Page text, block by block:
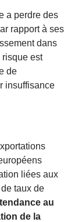
a perdre des
rapport à ses
dans
risque est
de
insuffisance
liées aux
taux de
tendance au
de la